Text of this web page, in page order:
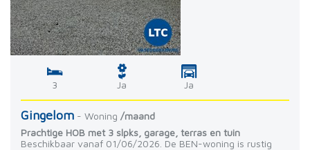
3 Ja Ja
Gingelom - Woning /maand
Prachtige HOB met 3 slpks, garage, terras en tuin
Beschikbaar vanaf 01/06/2026. De BEN-woning is rustig